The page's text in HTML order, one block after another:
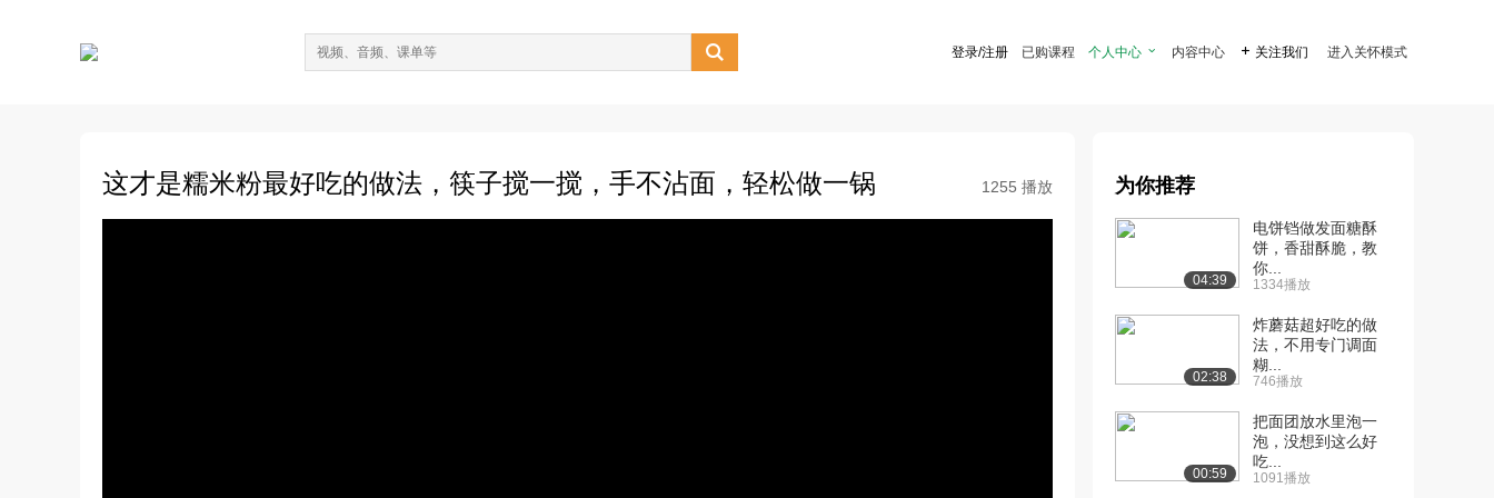
 登录/注册 已购课程 个人中心  内容中心  关注我们 进入关怀模式
这才是糯米粉最好吃的做法，筷子搅一搅，手不沾面，轻松做一锅 1255 播放 为你推荐
04:39
电饼铛做发面糖酥
饼，香甜酥脆，教
你...
1334播放
02:38
炸蘑菇超好吃的做
法，不用专门调面
糊...
746播放
00:59
把面团放水里泡一
泡，没想到这么好
吃...
1091播放